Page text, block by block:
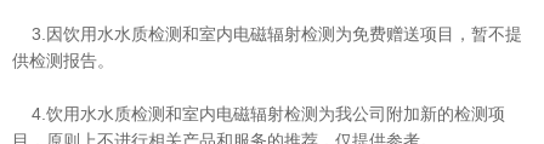
3.因饮用水水质检测和室内电磁辐射检测为免费赠送项目，暂不提
供检测报告。
4.饮用水水质检测和室内电磁辐射检测为我公司附加新的检测项